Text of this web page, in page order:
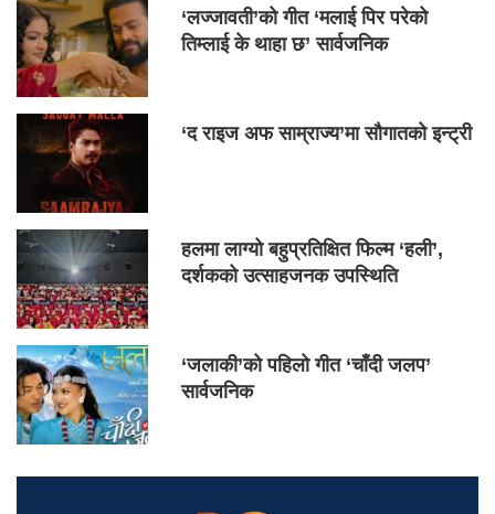
‘लज्जावती’को गीत ‘मलाई पिर परेको
तिम्लाई के थाहा छ’ सार्वजनिक
‘द राइज अफ साम्राज्य’मा सौगातको इन्ट्री
हलमा लाग्यो बहुप्रतिक्षित फिल्म ‘हली’,
दर्शकको उत्साहजनक उपस्थिति
‘जलाकी’को पहिलो गीत ‘चाँदी जलप’
सार्वजनिक